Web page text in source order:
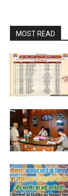
MOST READ